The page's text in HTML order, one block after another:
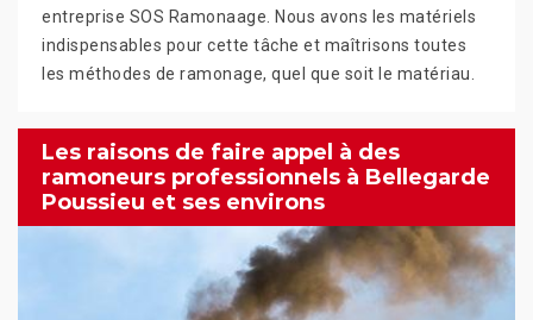
entreprise SOS Ramonaage. Nous avons les matériels
indispensables pour cette tâche et maîtrisons toutes
les méthodes de ramonage, quel que soit le matériau.
Les raisons de faire appel à des
ramoneurs professionnels à Bellegarde
Poussieu et ses environs